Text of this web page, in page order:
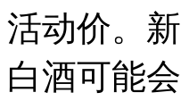
活动价。
白酒可能